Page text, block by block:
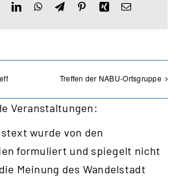
LinkedInWhatsApp
TelegramPinterestXingE-
Treffen der NABU-Ortsgruppe
Veranstaltungen:
wurde von den
formuliert und spiegelt nicht
Meinung des Wandelstadt